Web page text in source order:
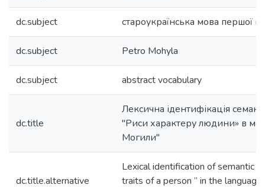
dc.subject староукраїнська мова першої
dc.subject Petro Mohyla
dc.subject abstract vocabulary
dc.title
Лексична ідентифікація
"Риси характеру людини» в
Могили"
dc.title.alternative
Lexical identification of semantic
traits of a person ” in the